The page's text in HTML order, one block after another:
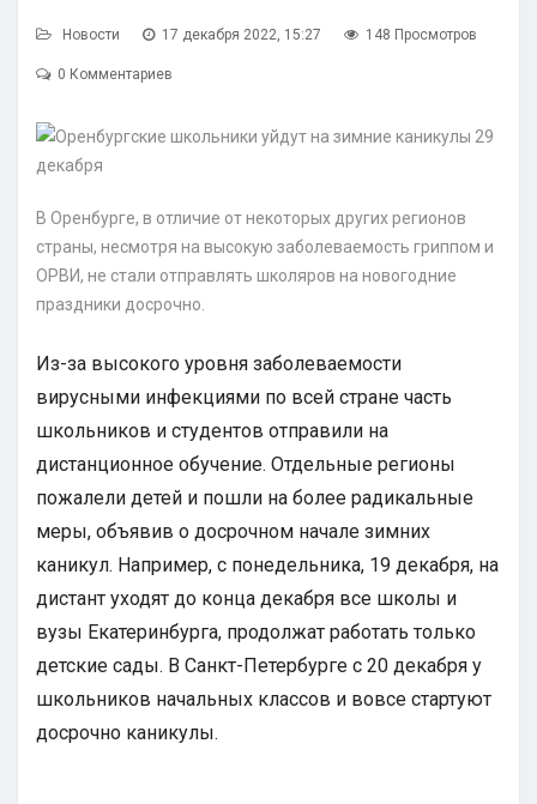
Новости 17 декабря 2022, 15:27 148 Просмотров
0 Комментариев
В Оренбурге, в отличие от некоторых других регионов
страны, несмотря на высокую заболеваемость гриппом и
ОРВИ, не стали отправлять школяров на новогодние
праздники досрочно.
Из-за высокого уровня заболеваемости
вирусными инфекциями по всей стране часть
школьников и студентов отправили на
дистанционное обучение. Отдельные регионы
пожалели детей и пошли на более радикальные
меры, объявив о досрочном начале зимних
каникул. Например, с понедельника, 19 декабря, на
дистант уходят до конца декабря все школы и
вузы Екатеринбурга, продолжат работать только
детские сады. В Санкт-Петербурге с 20 декабря у
школьников начальных классов и вовсе стартуют
досрочно каникулы.